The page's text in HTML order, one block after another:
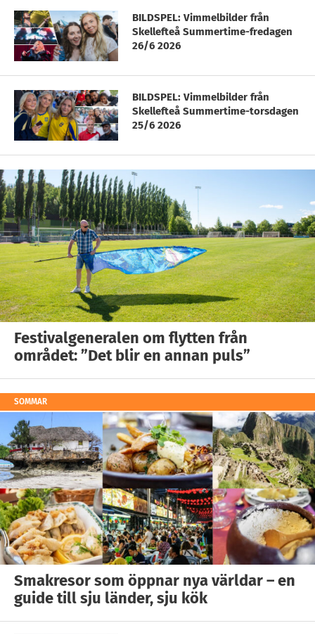
BILDSPEL: Vimmelbilder från
Skellefteå Summertime-fredagen
26/6 2026
BILDSPEL: Vimmelbilder från
Skellefteå Summertime-torsdagen
25/6 2026
Festivalgeneralen om flytten från
området: ”Det blir en annan puls”
SOMMAR
Smakresor som öppnar nya världar – en
guide till sju länder, sju kök